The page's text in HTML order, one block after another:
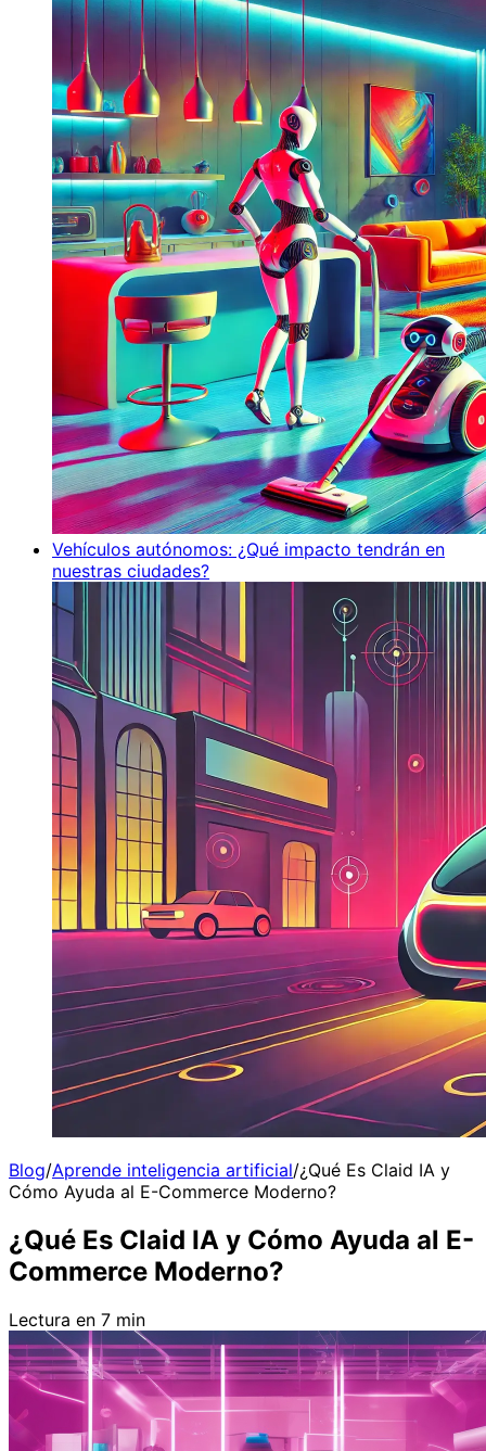
Vehículos autónomos: ¿Qué impacto tendrán en
nuestras ciudades?
Blog/Aprende inteligencia artificial/¿Qué Es Claid IA y
Cómo Ayuda al E-Commerce Moderno?
¿Qué Es Claid IA y Cómo Ayuda al E-
Commerce Moderno?
Lectura en 7 min